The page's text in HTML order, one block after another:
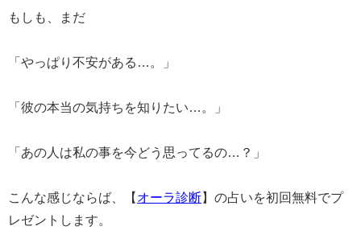
もしも、まだ
「やっぱり不安がある…。」
「彼の本当の気持ちを知りたい…。」
「あの人は私の事を今どう思ってるの…？」
こんな感じならば、【 オーラ診断】の占いを初回無料でプ
レゼントします。